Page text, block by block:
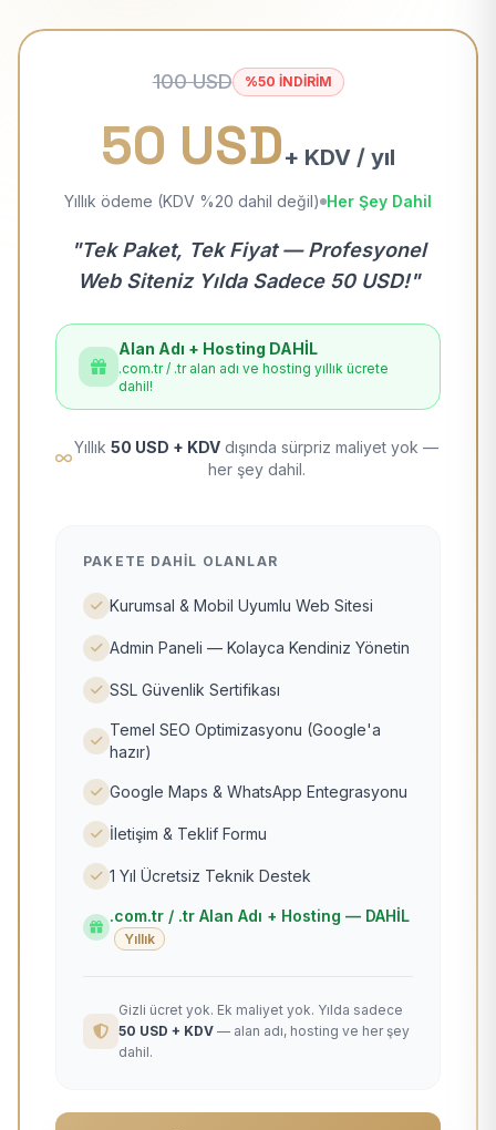
100 USD %50 İNDİRİM
50 USD+ KDV / yıl
Yıllık ödeme (KDV %20 dahil değil) Her Şey Dahil
"Tek Paket, Tek Fiyat — Profesyonel
Web Siteniz Yılda Sadece 50 USD!"
Alan Adı + Hosting DAHİL
.com.tr / .tr alan adı ve hosting yıllık ücrete
dahil!
Yıllık 50 USD + KDV dışında sürpriz maliyet yok —
her şey dahil.
PAKETE DAHIL OLANLAR
Kurumsal & Mobil Uyumlu Web Sitesi
Admin Paneli — Kolayca Kendiniz Yönetin
SSL Güvenlik Sertifikası
Temel SEO Optimizasyonu (Google'a
hazır)
Google Maps & WhatsApp Entegrasyonu
İletişim & Teklif Formu
1 Yıl Ücretsiz Teknik Destek
.com.tr / .tr Alan Adı + Hosting — DAHİL
Yıllık
Gizli ücret yok. Ek maliyet yok. Yılda sadece
50 USD + KDV — alan adı, hosting ve her şey
dahil.